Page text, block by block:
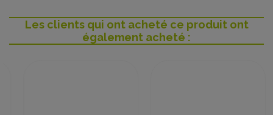
Les clients qui ont acheté ce produit ont
également acheté :